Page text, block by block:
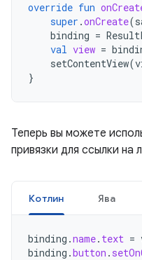
override fun
super .onCreate(
binding =
val view =
setContentView(
}
Теперь вы можете
привязки для ссылки на
Котлин Ява
binding .name. text =
binding .button .